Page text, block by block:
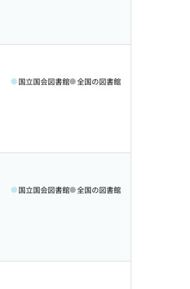
国立国会図書館 全国の図書館
国立国会図書館 全国の図書館